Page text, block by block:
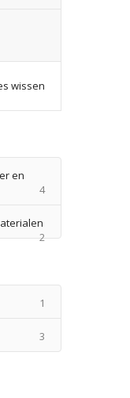
wissen
en
4producten
2producten
1
3